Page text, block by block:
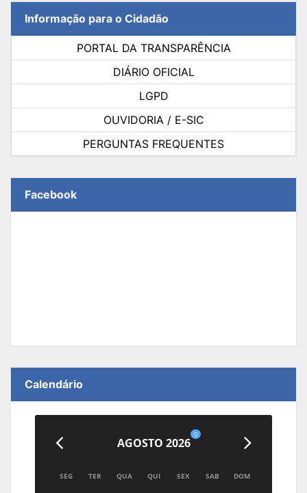
Informação para o Cidadão
PORTAL DA TRANSPARÊNCIA
DIÁRIO OFICIAL
LGPD
OUVIDORIA / E-SIC
PERGUNTAS FREQUENTES
Facebook
Calendário
AGOSTO 2026
0
SEG TER QUA QUI SEX SAB DOM